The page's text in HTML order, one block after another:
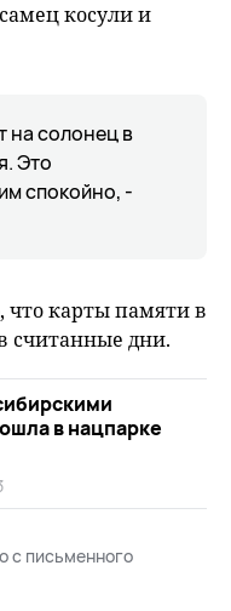
косули и
на солонец в
Это
спокойно, -
что карты памяти в
считанные дни.
в нацпарке
с письменного